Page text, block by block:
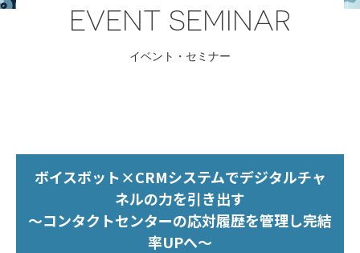
EVENT SEMINAR
イベント・セミナー
ボイスボット×CRMシステムでデジタルチャ
ネルの力を引き出す
～コンタクトセンターの応対履歴を管理し完結
率UPへ～